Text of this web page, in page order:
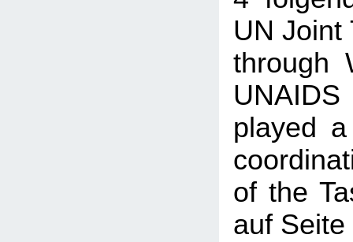
UN Joint
through
played
of the
auf